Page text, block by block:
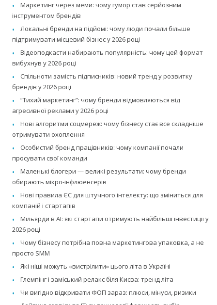
Маркетинг через меми: чому гумор став серйозним
інструментом брендів
Локальні бренди на підйомі: чому люди почали більше
підтримувати місцевий бізнес у 2026 році
Відеоподкасти набирають популярність: чому цей формат
вибухнув у 2026 році
Спільноти замість підписників: новий тренд у розвитку
брендів у 2026 році
“Тихий маркетинг”: чому бренди відмовляються від
агресивної реклами у 2026 році
Нові алгоритми соцмереж: чому бізнесу стає все складніше
отримувати охоплення
Особистий бренд працівників: чому компанії почали
просувати свої команди
Маленькі блогери — великі результати: чому бренди
обирають мікро-інфлюенсерів
Нові правила ЄС для штучного інтелекту: що зміниться для
компаній і стартапів
Мільярди в AI: які стартапи отримують найбільші інвестиції у
2026 році
Чому бізнесу потрібна повна маркетингова упаковка, а не
просто SMM
Які ніші можуть «вистрілити» цього літа в Україні
Глемпінг і заміський релакс біля Києва: тренд літа
Чи вигідно відкривати ФОП зараз: плюси, мінуси, ризики